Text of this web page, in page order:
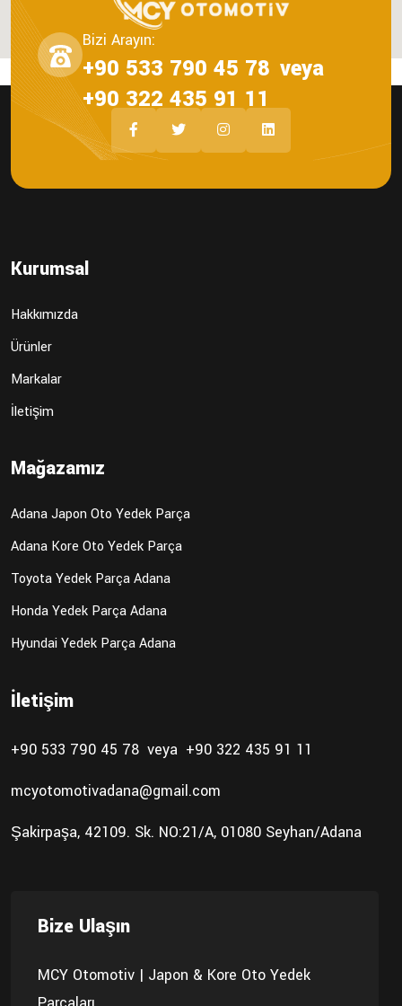
Bizi Arayın:
+90 533 790 45 78 veya
+90 322 435 91 11
Kurumsal
Hakkımızda
Ürünler
Markalar
İletişim
Mağazamız
Adana Japon Oto Yedek Parça
Adana Kore Oto Yedek Parça
Toyota Yedek Parça Adana
Honda Yedek Parça Adana
Hyundai Yedek Parça Adana
İletişim
+90 533 790 45 78 veya +90 322 435 91 11
mcyotomotivadana@gmail.com
Şakirpaşa, 42109. Sk. NO:21/A, 01080 Seyhan/Adana
Bize Ulaşın
MCY Otomotiv | Japon & Kore Oto Yedek